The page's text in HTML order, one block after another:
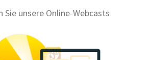
Sie unsere Online-Webcasts